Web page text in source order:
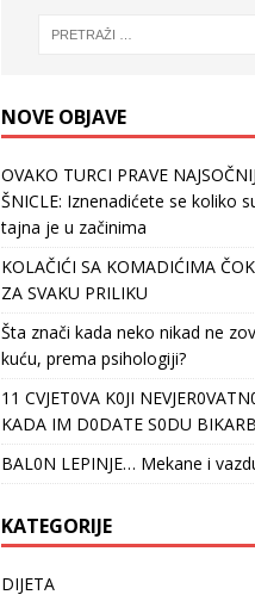
NOVE OBJAVE
OVAKO TURCI PRAVE
ŠNICLE: Iznenadićete se koliko
tajna je u začinima
KOLAČIĆI SA KOMADIĆIMA
ZA SVAKU PRILIKU
Šta znači kada neko nikad ne
kuću, prema psihologiji?
11 CVJET0VA K0JI
KADA IM D0DATE S0DU
BAL0N LEPINJE… Mekane i
KATEGORIJE
DIJETA